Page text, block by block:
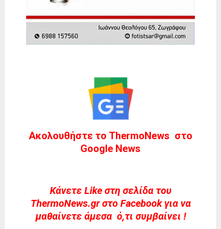
Ακολουθήστε το ThermoNews στο
Google News
Kάνετε Like στη σελίδα του
ThermoNews.gr στο Facebook για να
μαθαίνετε άμεσα ό,τι συμβαίνει !